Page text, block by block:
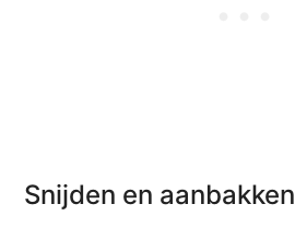
Snijden en aanbakken